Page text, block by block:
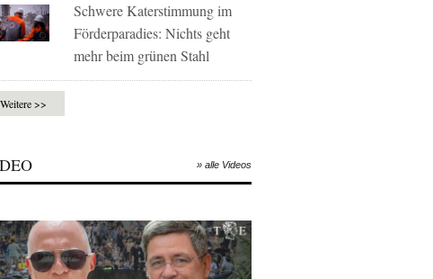
Schwere Katerstimmung im
Förderparadies: Nichts geht
mehr beim grünen Stahl
Weitere >>
» alle Videos